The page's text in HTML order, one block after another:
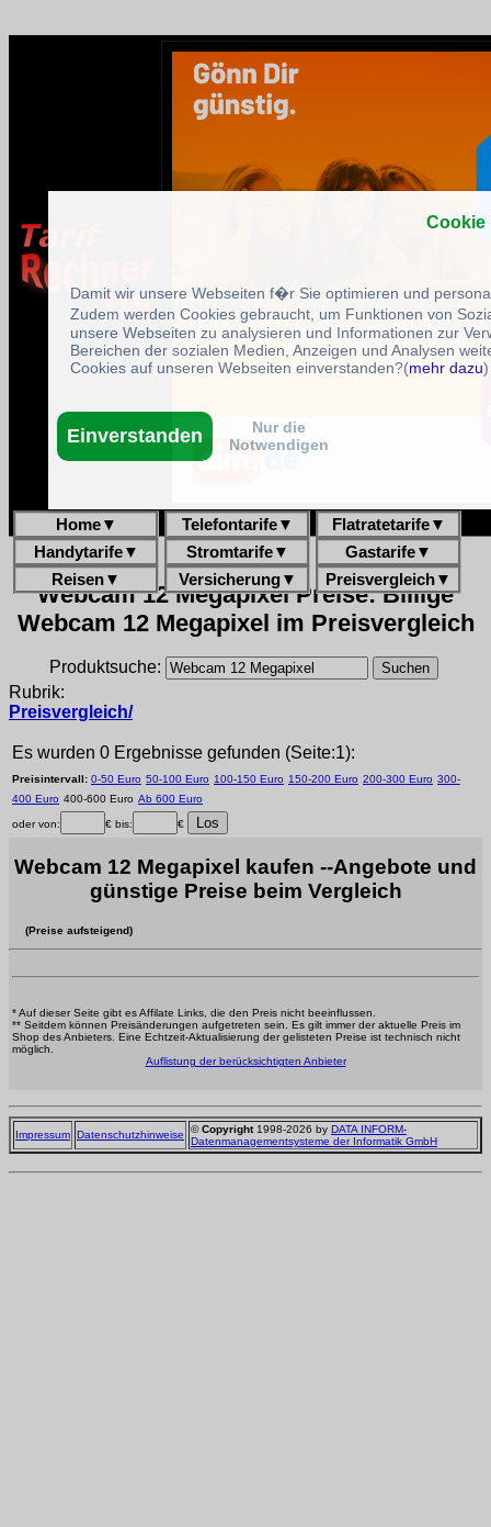
Home▼ Telefontarife▼ Flatratetarife▼
Handytarife▼ Stromtarife▼ Gastarife▼
Reisen▼ Versicherung▼ Preisvergleich▼
Webcam 12 Megapixel Preise: Billige
Webcam 12 Megapixel im Preisvergleich
Produktsuche:
Rubrik:
Preisvergleich/
Es wurden 0 Ergebnisse gefunden (Seite:1):
Preisintervall: 0-50 Euro 50-100 Euro 100-150 Euro 150-200 Euro 200-300 Euro 300-
400 Euro 400-600 Euro Ab 600 Euro
oder von: € bis: €
Webcam 12 Megapixel kaufen --Angebote und
günstige Preise beim Vergleich
(Preise aufsteigend)
* Auf dieser Seite gibt es Affilate Links, die den Preis nicht beeinflussen.
** Seitdem können Preisänderungen aufgetreten sein. Es gilt immer der aktuelle Preis im
Shop des Anbieters. Eine Echtzeit-Aktualisierung der gelisteten Preise ist technisch nicht
möglich.
Auflistung der berücksichtigten Anbieter
Impressum Datenschutzhinweise ©Copyright1998-2026 by DATA INFORM-
Datenmanagementsysteme der Informatik GmbH
Cookie
Damit wir unsere Webseiten f�r Sie optimieren und
Zudem werden Cookies gebraucht, um Funktionen von
unsere Webseiten zu analysieren und Informationen zur
Bereichen der sozialen Medien, Anzeigen und Analysen
Cookies auf unseren Webseiten einverstanden?(mehr dazu)
Einverstanden
Nur die
Notwendigen